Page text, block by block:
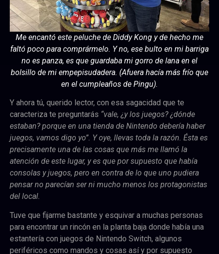
Me encantó este peluche de Diddy Kong y de hecho me
faltó poco para comprármelo. Y no, ese bulto en mi barriga
no es panza, es que guardaba mi gorro de lana en el
bolsillo de mi empepisudadera. (Afuera hacía más frío que
en el cumpleaños de Pingu).
Y ahora tú, querido lector, con esa sagacidad que te
caracteriza te preguntarás “vale, ¿y los juegos? ¿dónde
estaban? porque en una tienda de Nintendo debería haber
juegos, vamos digo yo”. Y oye, llevas toda la razón. Ésta es
precisamente una de las cosas que más me llamó la
atención de este lugar, y es que por supuesto que había
consolas y juegos, pero en contra de lo que uno pudiera
pensar no parecían ser ni mucho menos los protagonistas
del local.
Tuve que fijarme bastante y esquivar a muchas personas
para encontrar un rincón en la planta baja donde había una
estantería con juegos de Nintendo Switch, algunos
periféricos como mandos y cosas así y por supuesto